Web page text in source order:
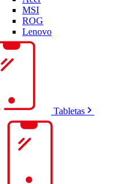
MSI
ROG
Lenovo
Tabletas